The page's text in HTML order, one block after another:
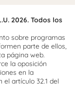
2026. Todos los
sobre programas
parte de ellos,
página web.
la oposición
en la
artículo 32.1 del